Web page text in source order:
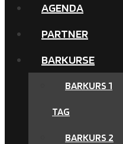
AGENDA
PARTNER
BARKURSE
BARKURS 1
TAG
BARKURS 2